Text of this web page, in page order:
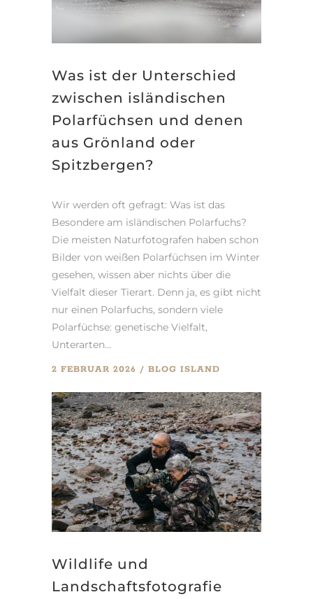
Was ist der Unterschied
zwischen isländischen
Polarfüchsen und denen
aus Grönland oder
Spitzbergen?
Wir werden oft gefragt: Was ist das
Besondere am isländischen Polarfuchs?
Die meisten Naturfotografen haben schon
Bilder von weißen Polarfüchsen im Winter
gesehen, wissen aber nichts über die
Vielfalt dieser Tierart. Denn ja, es gibt nicht
nur einen Polarfuchs, sondern viele
Polarfüchse: genetische Vielfalt,
Unterarten...
2 FEBRUAR 2026 BLOG ISLAND
Wildlife und
Landschaftsfotografie